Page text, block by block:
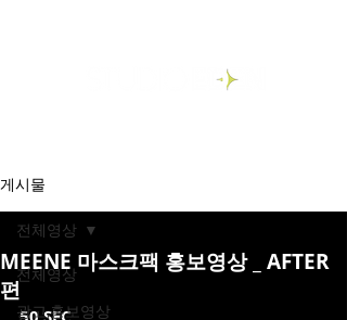
게시물
전체영상
광고,홍보영상
전체영상
MEENE 마스크팩 홍보영상 _ AFTER
편